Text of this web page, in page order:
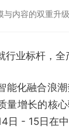
与内容的双重升
行业标杆，
能化融合浪
量增长的核心
日 - 15日在中